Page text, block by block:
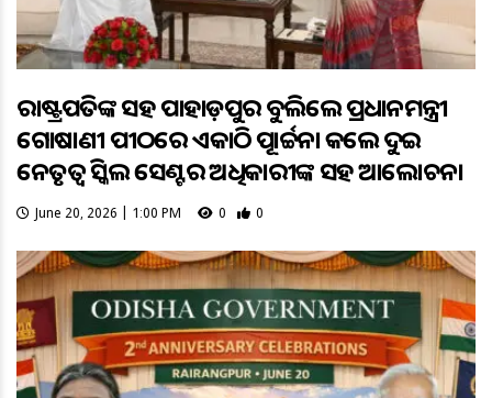
ରାଷ୍ଟ୍ରପତିଙ୍କ ସହ ପାହାଡ଼ପୁର ବୁଲିଲେ ପ୍ରଧାନମନ୍ତ୍ରୀ
ଗୋଷାଣୀ ପୀଠରେ ଏକାଠି ପୂଜାର୍ଚ୍ଚନା କଲେ ଦୁଇ
ନେତୃତ୍ୱ ସ୍କିଲ ସେଣ୍ଟର ଅଧିକାରୀଙ୍କ ସହ ଆଲୋଚନା
June 20, 2026 | 1:00 PM 0 0